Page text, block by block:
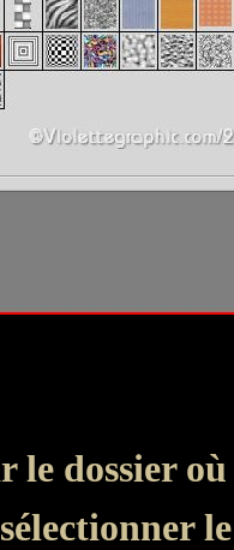
le dossier
sélectionner